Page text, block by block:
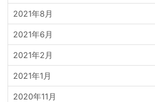
2021年8月
2021年6月
2021年2月
2021年1月
2020年11月